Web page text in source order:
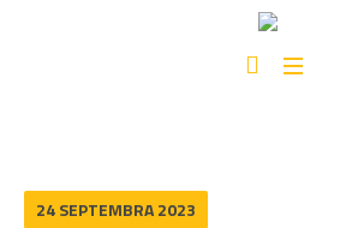
24 SEPTEMBRA 2023